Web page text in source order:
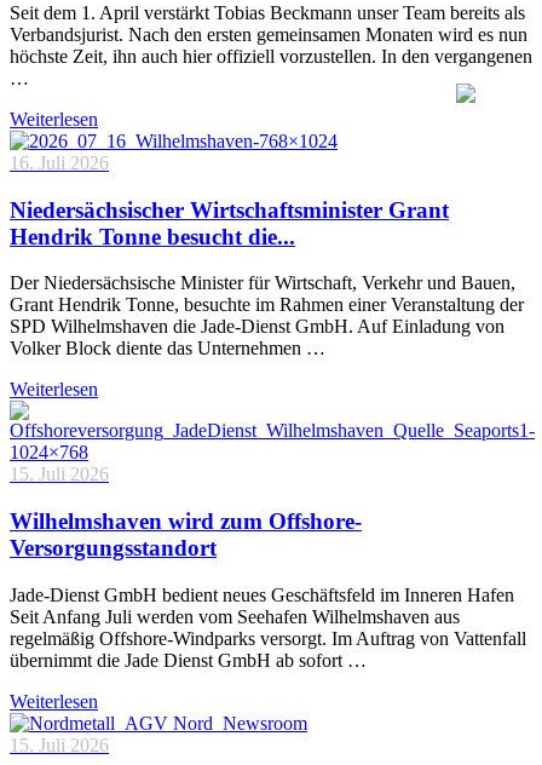
Seit dem 1. April verstärkt Tobias Beckmann unser Team bereits als
Verbandsjurist. Nach den ersten gemeinsamen Monaten wird es nun
höchste Zeit, ihn auch hier offiziell vorzustellen. In den vergangenen
…
Weiterlesen
16. Juli 2026
Niedersächsischer Wirtschaftsminister Grant
Hendrik Tonne besucht die...
Der Niedersächsische Minister für Wirtschaft, Verkehr und Bauen,
Grant Hendrik Tonne, besuchte im Rahmen einer Veranstaltung der
SPD Wilhelmshaven die Jade-Dienst GmbH. Auf Einladung von
Volker Block diente das Unternehmen …
Weiterlesen
15. Juli 2026
Wilhelmshaven wird zum Offshore-
Versorgungsstandort
Jade-Dienst GmbH bedient neues Geschäftsfeld im Inneren Hafen
Seit Anfang Juli werden vom Seehafen Wilhelmshaven aus
regelmäßig Offshore-Windparks versorgt. Im Auftrag von Vattenfall
übernimmt die Jade Dienst GmbH ab sofort …
Weiterlesen
15. Juli 2026